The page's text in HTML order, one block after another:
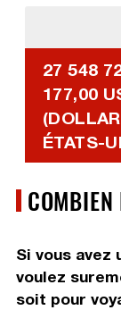
27 548
177,00
ÉTATS-
Si vous avez
voulez
soit pour